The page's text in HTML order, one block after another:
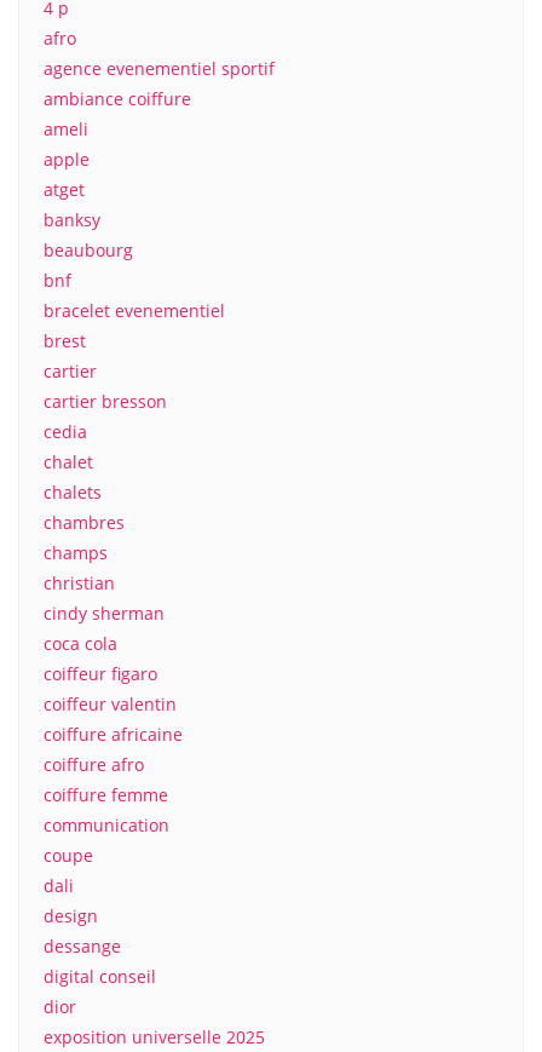
4 p
afro
agence evenementiel sportif
ambiance coiffure
ameli
apple
atget
banksy
beaubourg
bnf
bracelet evenementiel
brest
cartier
cartier bresson
cedia
chalet
chalets
chambres
champs
christian
cindy sherman
coca cola
coiffeur figaro
coiffeur valentin
coiffure africaine
coiffure afro
coiffure femme
communication
coupe
dali
design
dessange
digital conseil
dior
exposition universelle 2025